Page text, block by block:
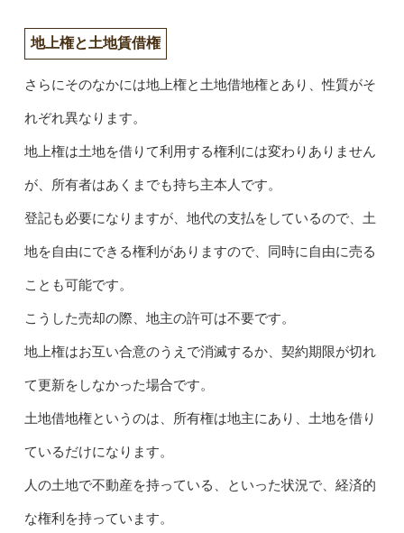
地上権と土地賃借権
さらにそのなかには地上権と土地借地権とあり、性質がそ
れぞれ異なります。
地上権は土地を借りて利用する権利には変わりありません
が、所有者はあくまでも持ち主本人です。
登記も必要になりますが、地代の支払をしているので、土
地を自由にできる権利がありますので、同時に自由に売る
ことも可能です。
こうした売却の際、地主の許可は不要です。
地上権はお互い合意のうえで消滅するか、契約期限が切れ
て更新をしなかった場合です。
土地借地権というのは、所有権は地主にあり、土地を借り
ているだけになります。
人の土地で不動産を持っている、といった状況で、経済的
な権利を持っています。